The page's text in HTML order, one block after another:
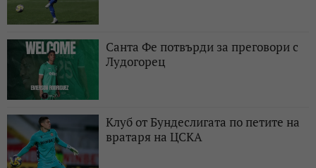
Санта Фе потвърди за преговори с
Лудогорец
Клуб от Бундеслигата по петите на
вратаря на ЦСКА